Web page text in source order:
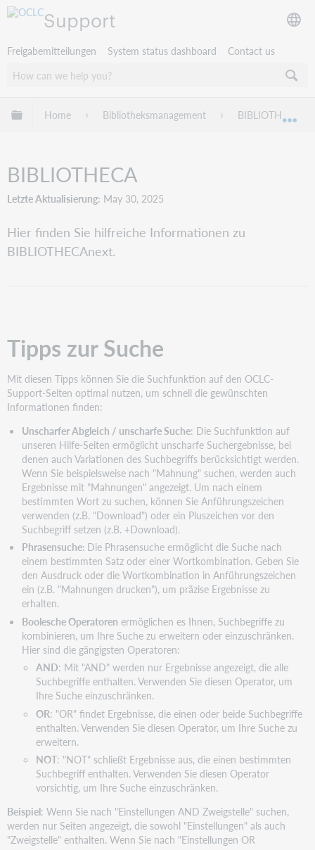
Support
Freigabemitteilungen System status dashboard Contact us
Globale Hierarchie expandieren/verbergen
Home Bibliotheksmanagement BIBLIOTHECA
BIBLIOTHECA
Letzte Aktualisierung May 30, 2025
Hier finden Sie hilfreiche Informationen zu
BIBLIOTHECAnext.
Tipps zur Suche
Mit diesen Tipps können Sie die Suchfunktion auf den OCLC-
Support-Seiten optimal nutzen, um schnell die gewünschten
Informationen finden:
Unscharfer Abgleich / unscharfe Suche: Die Suchfunktion auf
unseren Hilfe-Seiten ermöglicht unscharfe Suchergebnisse, bei
denen auch Variationen des Suchbegriffs berücksichtigt werden.
Wenn Sie beispielsweise nach "Mahnung" suchen, werden auch
Ergebnisse mit "Mahnungen" angezeigt. Um nach einem
bestimmten Wort zu suchen, können Sie Anführungszeichen
verwenden (z.B. "Download") oder ein Pluszeichen vor den
Suchbegriff setzen (z.B. +Download).
Phrasensuche: Die Phrasensuche ermöglicht die Suche nach
einem bestimmten Satz oder einer Wortkombination. Geben Sie
den Ausdruck oder die Wortkombination in Anführungszeichen
ein (z.B. "Mahnungen drucken"), um präzise Ergebnisse zu
erhalten.
Boolesche Operatoren ermöglichen es Ihnen, Suchbegriffe zu
kombinieren, um Ihre Suche zu erweitern oder einzuschränken.
Hier sind die gängigsten Operatoren:
AND: Mit "AND" werden nur Ergebnisse angezeigt, die alle
Suchbegriffe enthalten. Verwenden Sie diesen Operator, um
Ihre Suche einzuschränken.
OR: "OR" findet Ergebnisse, die einen oder beide Suchbegriffe
enthalten. Verwenden Sie diesen Operator, um Ihre Suche zu
erweitern.
NOT: "NOT" schließt Ergebnisse aus, die einen bestimmten
Suchbegriff enthalten. Verwenden Sie diesen Operator
vorsichtig, um Ihre Suche einzuschränken.
Beispiel: Wenn Sie nach "Einstellungen AND Zweigstelle" suchen,
werden nur Seiten angezeigt, die sowohl "Einstellungen" als auch
"Zweigstelle" enthalten. Wenn Sie nach "Einstellungen OR